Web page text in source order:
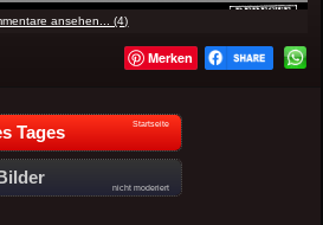
ansehen... (4)
Merken
Tages Startseite
nicht moderiert